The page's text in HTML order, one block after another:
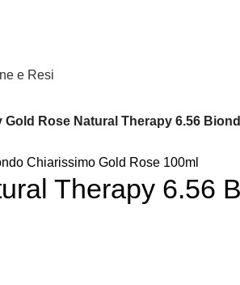
e Resi
Gold Rose Natural Therapy 6.56
Therapy 6.56